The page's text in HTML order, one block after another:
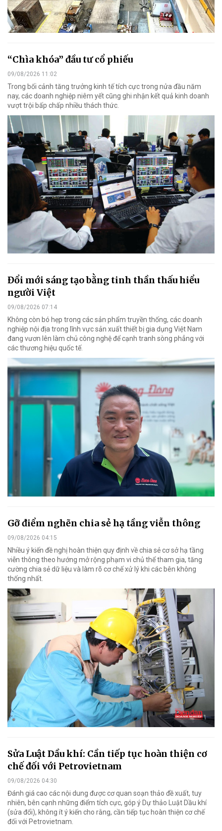
“Chìa khóa” đầu tư cổ phiếu
09/08/2026 11:02
Trong bối cảnh tăng trưởng kinh tế tích cực trong nửa đầu năm
nay, các doanh nghiệp niêm yết cũng ghi nhận kết quả kinh doanh
vượt trội bấp chấp nhiều thách thức.
Đổi mới sáng tạo bằng tinh thần thấu hiểu
người Việt
09/08/2026 07:14
Không còn bó hẹp trong các sản phẩm truyền thống, các doanh
nghiệp nội địa trong lĩnh vực sản xuất thiết bị gia dụng Việt Nam
đang vươn lên làm chủ công nghệ để cạnh tranh sòng phẳng với
các thương hiệu quốc tế.
Gỡ điểm nghẽn chia sẻ hạ tầng viễn thông
09/08/2026 04:15
Nhiều ý kiến đề nghị hoàn thiện quy định về chia sẻ cơ sở hạ tầng
viễn thông theo hướng mở rộng phạm vi chủ thể tham gia, tăng
cường chia sẻ dữ liệu và làm rõ cơ chế xử lý khi các bên không
thống nhất.
Sửa Luật Dầu khí: Cần tiếp tục hoàn thiện cơ
chế đối với Petrovietnam
09/08/2026 04:30
Đánh giá cao các nội dung được cơ quan soạn thảo đề xuất, tuy
nhiên, bên cạnh những điểm tích cực, góp ý Dự thảo Luật Dầu khí
(sửa đổi), không ít ý kiến cho rằng, cần tiếp tục hoàn thiện cơ chế
đối với Petrovietnam.